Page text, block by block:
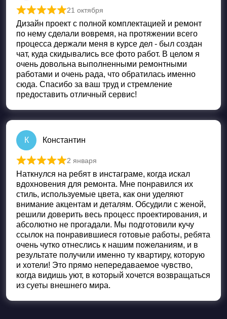
Оценка5 из 5
21 октября
Дизайн проект с полной комплектацией и ремонт
по нему сделали вовремя, на протяжении всего
процесса держали меня в курсе дел - был создан
чат, куда скидывались все фото работ. В целом я
очень довольна выполненными ремонтными
работами и очень рада, что обратилась именно
сюда. Спасибо за ваш труд и стремление
предоставить отличный сервис!
К Константин
Оценка 5из 5
2 января
Наткнулся на ребят в инстаграме, когда искал
вдохновения для ремонта. Мне понравился их
стиль, используемые цвета, как они уделяют
внимание акцентам и деталям. Обсудили с женой,
решили доверить весь процесс проектирования, и
абсолютно не прогадали. Мы подготовили кучу
ссылок на понравившиеся готовые работы, ребята
очень чутко отнеслись к нашим пожеланиям, и в
результате получили именно ту квартиру, которую
и хотели! Это прямо непередаваемое чувство,
когда видишь уют, в который хочется возвращаться
из суеты внешнего мира.